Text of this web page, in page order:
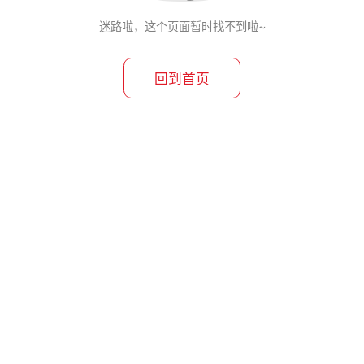
迷路啦，这个页面暂时找不到啦~
回到首页